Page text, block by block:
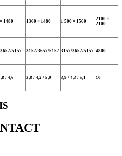
1480 1360 × 1480 1 500 × 1560
2100 ×
2100
5157 3157/3657/5157 3157/3657/5157 4800
/ 4,6 3,8 / 4,2 / 5,0 3,9 / 4,3 / 5,1 10